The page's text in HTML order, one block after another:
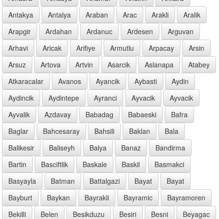
Antakya
Antalya Araban Arac Arakli
Aralik
Arapgir
Ardahan Ardanuc Ardesen
Arguvan
Arhavi
Aricak Arifiye Armutlu Arpacay
Arsin
Arsuz
Artova Artvin Asarcik Aslanapa
Atabey
Atkaracalar
Avanos Ayancik Aybasti
Aydin
Aydincik
Aydintepe Ayranci Ayvacik
Ayvacik
Ayvalik
Azdavay Babadag Babaeski
Bafra
Baglar
Bahcesaray Bahsili Baklan
Bala
Balikesir
Baliseyh Balya Banaz
Bandirma
Bartin
Basciftlik Baskale Baskil
Basmakci
Basyayla
Batman Battalgazi Bayat
Bayat
Bayburt
Baykan Bayrakli Bayramic
Bayramoren
Bekilli
Belen Besikduzu Besiri Besni Beyagac